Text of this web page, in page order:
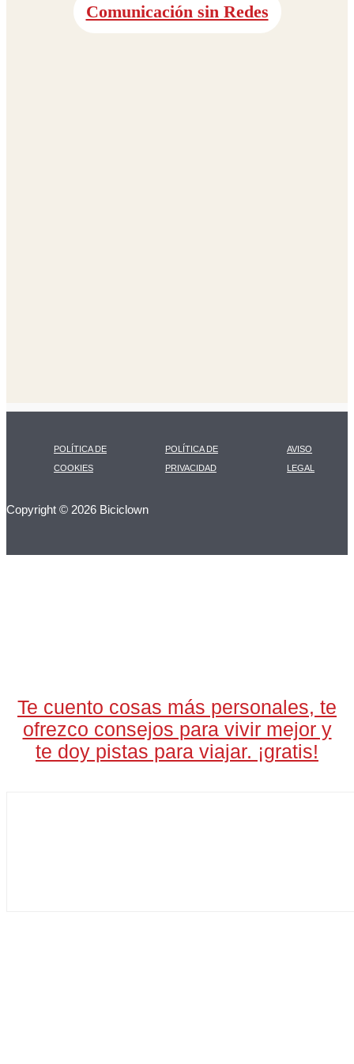
Comunicación sin Redes
POLÍTICA DE
COOKIES
POLÍTICA DE
PRIVACIDAD
AVISO
LEGAL
Copyright © 2026 Biciclown
Te cuento cosas más personales, te
ofrezco consejos para vivir mejor y
te doy pistas para viajar. ¡gratis!